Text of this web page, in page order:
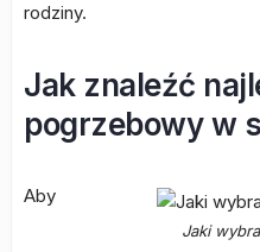
rodziny.
Jak znaleźć
pogrzebowy w
Jaki
Aby